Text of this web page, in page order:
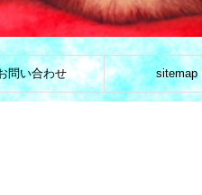
問い合わせ sitemap